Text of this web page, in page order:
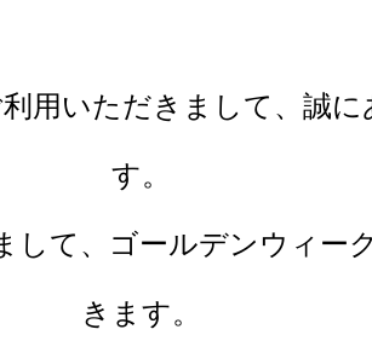
用いただきまして、誠に
す。
して、ゴールデンウィー
きます。